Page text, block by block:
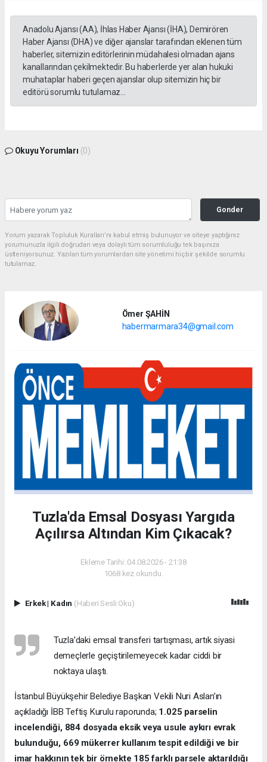
Anadolu Ajansı (AA), İhlas Haber Ajansı (İHA), Demirören
Haber Ajansı (DHA) ve diğer ajanslar tarafından eklenen tüm
haberler, sitemizin editörlerinin müdahalesi olmadan ajans
kanallarından çekilmektedir. Bu haberlerde yer alan hukuki
muhataplar haberi geçen ajanslar olup sitemizin hiç bir
editörü sorumlu tutulamaz...
Okuyu Yorumları (0)
Gonder
Yorum yazarak Topluluk Kuralları’nı kabul etmiş bulunuyor ve siteye yaptığınız
yorumunuzla ilgili doğrudan veya dolaylı tüm sorumluluğu tek başınıza
üstleniyorsunuz. Yazılan tüm yorumlardan site yönetimi hiçbir şekilde sorumlu
tutulamaz.
Ömer ŞAHİN
habermarmara34@gmail.com
Tuzla'da Emsal Dosyası Yargıda
Açılırsa Altından Kim Çıkacak?
Ekleme Tarihi: 04.08.2026 - 21:38
1068 kez okundu.
Erkek| Kadın (Haberi Sesli Oku)
Tuzla’daki emsal transferi tartışması, artık siyasi
demeçlerle geçiştirilemeyecek kadar ciddi bir
noktaya ulaştı.
İstanbul Büyükşehir Belediye Başkan Vekili Nuri Aslan’ın
açıkladığı İBB Teftiş Kurulu raporunda; 1.025 parselin
incelendiği, 884 dosyada eksik veya usule aykırı evrak
bulunduğu, 669 mükerrer kullanım tespit edildiği ve bir
imar hakkının tek bir örnekte 185 farklı parsele aktarıldığı